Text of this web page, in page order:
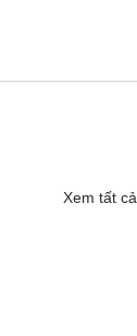
Xem tất cả